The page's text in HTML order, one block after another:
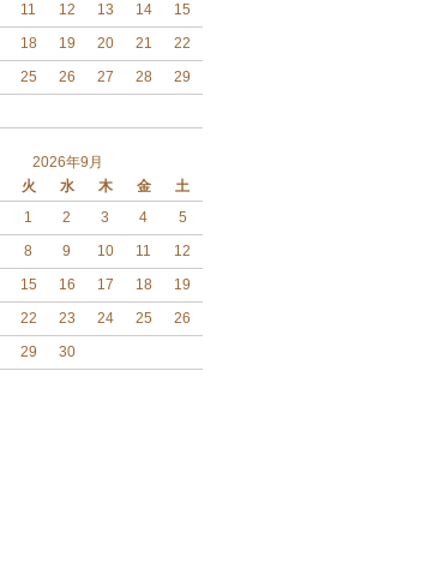
11 12 13 14
15
18 19 20 21
22
25 26 27 28
29
2026年9月
火 水 木 金
土
1
2 3 4
5
8 9 10 11
12
15 16 17 18
19
22 23 24 25
26
29 30